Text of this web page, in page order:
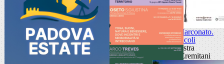
Sandra Marconato.
Oracoli
Mostra
Museo Eremitani